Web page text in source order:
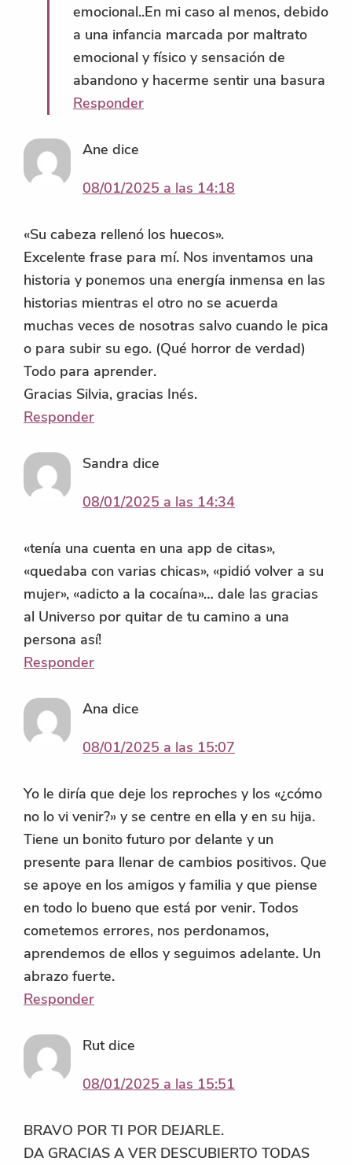
emocional..En mi caso al menos, debido
a una infancia marcada por maltrato
emocional y físico y sensación de
abandono y hacerme sentir una basura
Responder
Ane dice
08/01/2025 a las 14:18
«Su cabeza rellenó los huecos».
Excelente frase para mí. Nos inventamos una
historia y ponemos una energía inmensa en las
historias mientras el otro no se acuerda
muchas veces de nosotras salvo cuando le pica
o para subir su ego. (Qué horror de verdad)
Todo para aprender.
Gracias Silvia, gracias Inés.
Responder
Sandra dice
08/01/2025 a las 14:34
«tenía una cuenta en una app de citas»,
«quedaba con varias chicas», «pidió volver a su
mujer», «adicto a la cocaína»… dale las gracias
al Universo por quitar de tu camino a una
persona así!
Responder
Ana dice
08/01/2025 a las 15:07
Yo le diría que deje los reproches y los «¿cómo
no lo vi venir?» y se centre en ella y en su hija.
Tiene un bonito futuro por delante y un
presente para llenar de cambios positivos. Que
se apoye en los amigos y familia y que piense
en todo lo bueno que está por venir. Todos
cometemos errores, nos perdonamos,
aprendemos de ellos y seguimos adelante. Un
abrazo fuerte.
Responder
Rut dice
08/01/2025 a las 15:51
BRAVO POR TI POR DEJARLE.
DA GRACIAS A VER DESCUBIERTO TODAS